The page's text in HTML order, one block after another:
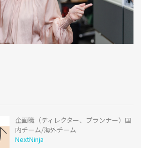
企画職（ディレクター、プランナー）国
内チーム/海外チーム
NextNinja